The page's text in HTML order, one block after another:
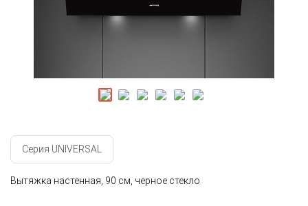
Серия UNIVERSAL
Вытяжка настенная, 90 см, черное стекло